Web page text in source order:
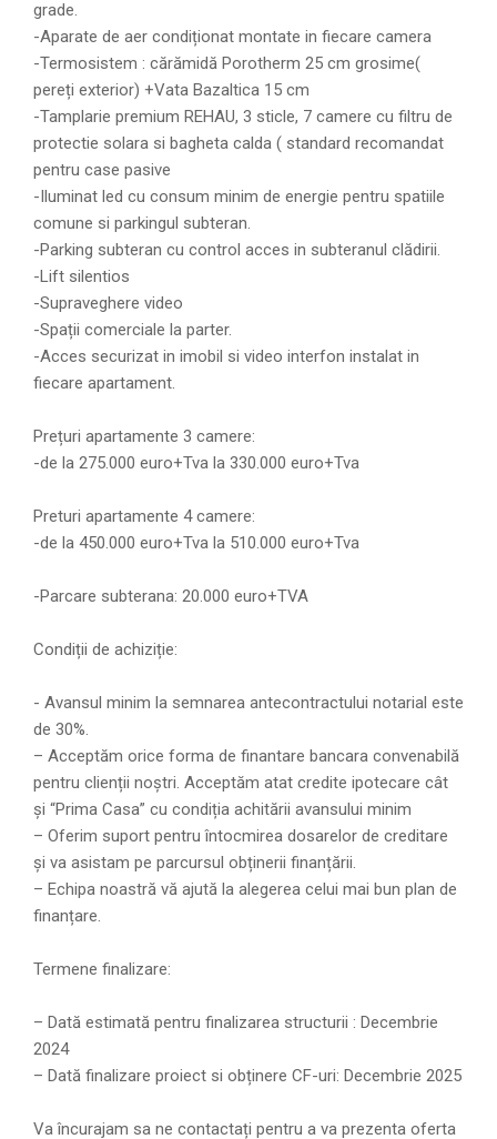
grade.
-Aparate de aer condiționat montate in fiecare camera
-Termosistem : cărămidă Porotherm 25 cm grosime(
pereți exterior) +Vata Bazaltica 15 cm
-Tamplarie premium REHAU, 3 sticle, 7 camere cu filtru de
protectie solara si bagheta calda ( standard recomandat
pentru case pasive
-Iluminat led cu consum minim de energie pentru spatiile
comune si parkingul subteran.
-Parking subteran cu control acces in subteranul clădirii.
-Lift silentios
-Supraveghere video
-Spații comerciale la parter.
-Acces securizat in imobil si video interfon instalat in
fiecare apartament.
Prețuri apartamente 3 camere:
-de la 275.000 euro+Tva la 330.000 euro+Tva
Preturi apartamente 4 camere:
-de la 450.000 euro+Tva la 510.000 euro+Tva
-Parcare subterana: 20.000 euro+TVA
Condiții de achiziție:
- Avansul minim la semnarea antecontractului notarial este
de 30%.
– Acceptăm orice forma de finantare bancara convenabilă
pentru clienții noștri. Acceptăm atat credite ipotecare cât
și “Prima Casa” cu condiția achitării avansului minim
– Oferim suport pentru întocmirea dosarelor de creditare
și va asistam pe parcursul obținerii finanțării.
– Echipa noastră vă ajută la alegerea celui mai bun plan de
finanțare.
Termene finalizare:
– Dată estimată pentru finalizarea structurii : Decembrie
2024
– Dată finalizare proiect si obținere CF-uri: Decembrie 2025
Va încurajam sa ne contactați pentru a va prezenta oferta